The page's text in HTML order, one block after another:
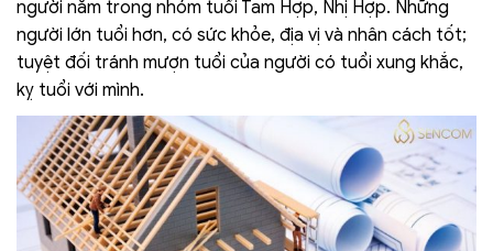
người nằm trong nhóm tuổi Tam Hợp, Nhị Hợp. Những
người lớn tuổi hơn, có sức khỏe, địa vị và nhân cách tốt;
tuyệt đối tránh mượn tuổi của người có tuổi xung khắc,
kỵ tuổi với mình.